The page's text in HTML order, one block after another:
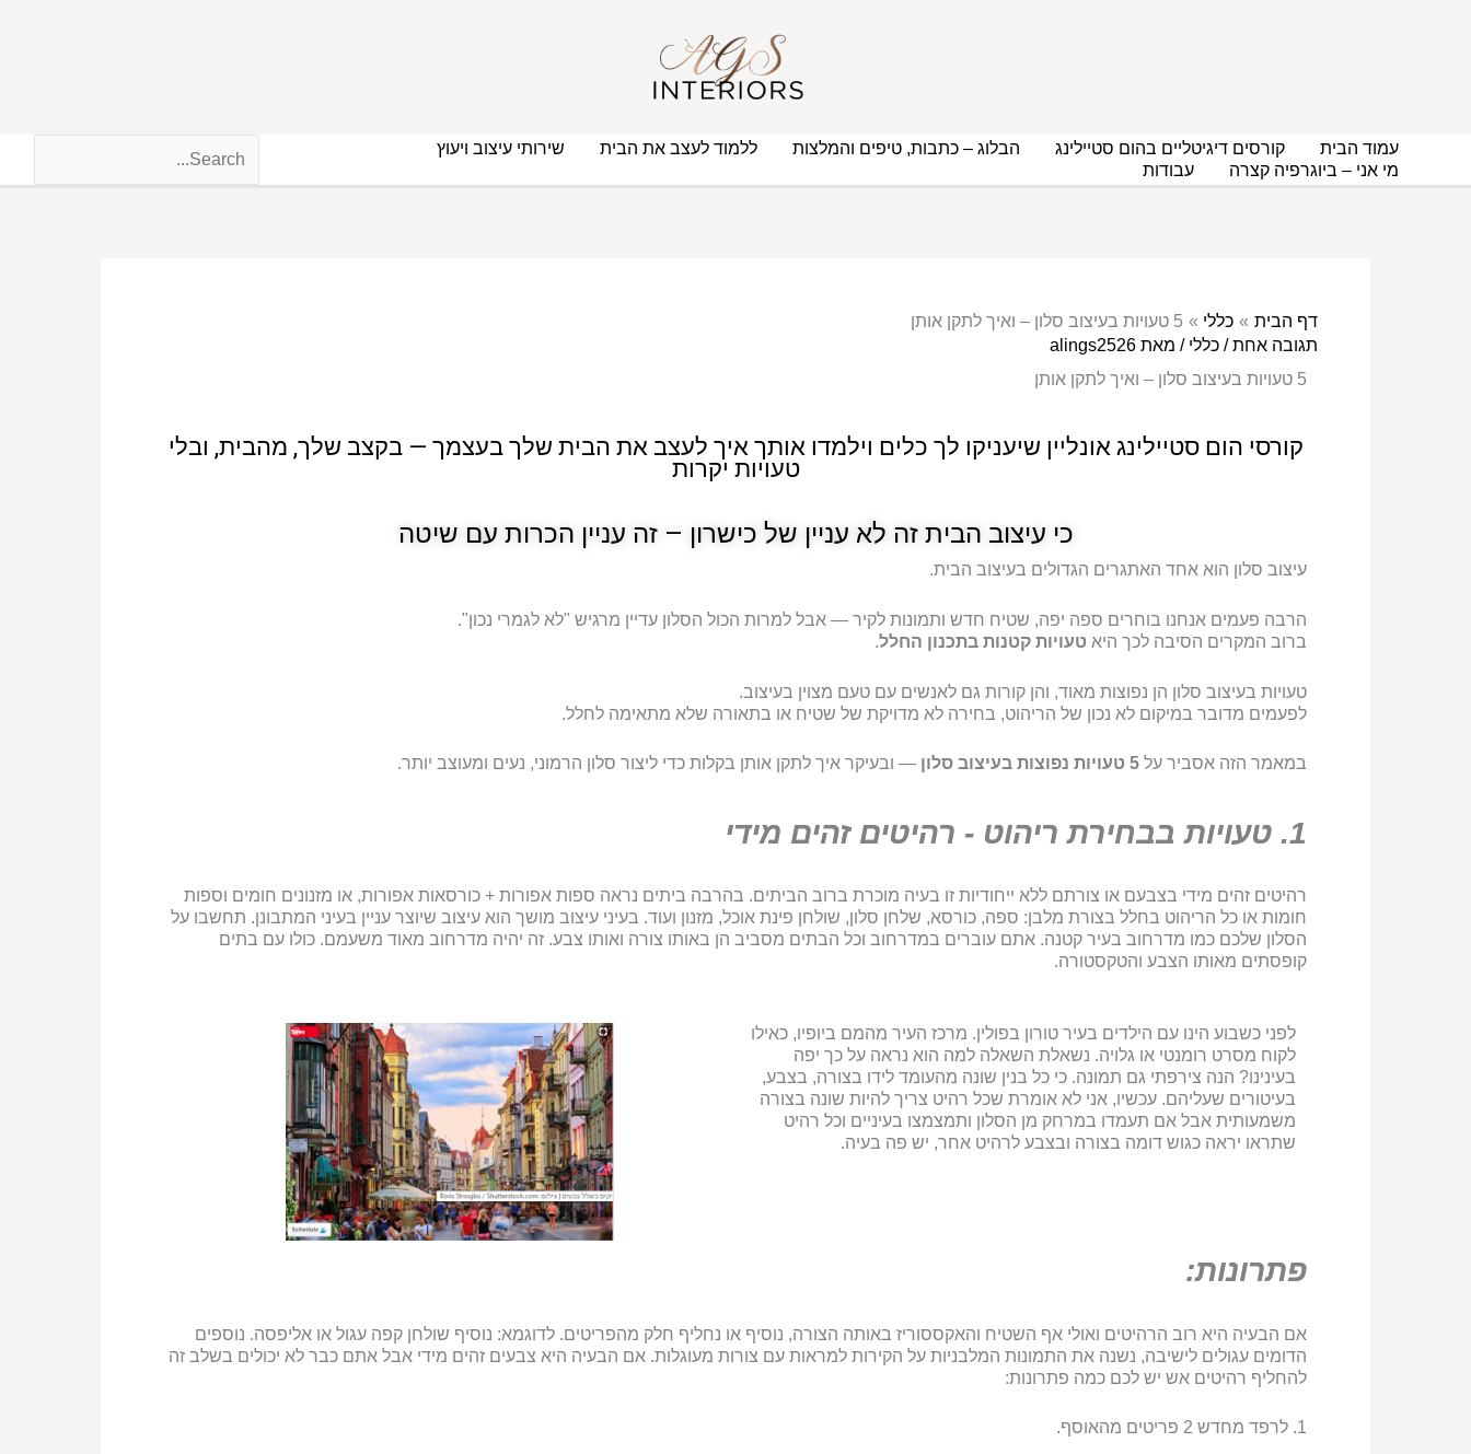
עמוד הבית קורסים דיגיטליים בהום סטיילינג הבלוג – כתבות, טיפים והמלצות ללמוד לעצב את הבית
שירותי עיצוב ויעוץ
מי אני – ביוגרפיה קצרה
עבודות
דף הבית כללי
5 טעויות בעיצוב סלון – ואיך לתקן אותן
תגובה אחת / כללי / מאת alings2526
5 טעויות בעיצוב סלון – ואיך לתקן אותן
קורסי הום סטיילינג אונליין שיעניקו לך כלים וילמדו אותך איך לעצב את הבית שלך בעצמך — בקצב שלך, מהבית, ובלי
טעויות יקרות
כי עיצוב הבית זה לא עניין של כישרון – זה עניין הכרות עם שיטה
עיצוב סלון הוא אחד האתגרים הגדולים בעיצוב הבית.
הרבה פעמים אנחנו בוחרים ספה יפה, שטיח חדש ותמונות לקיר — אבל למרות הכול הסלון עדיין מרגיש "לא לגמרי נכון".
ברוב המקרים הסיבה לכך היא טעויות קטנות בתכנון החלל.
טעויות בעיצוב סלון הן נפוצות מאוד, והן קורות גם לאנשים עם טעם מצוין בעיצוב.
לפעמים מדובר במיקום לא נכון של הריהוט, בחירה לא מדויקת של שטיח או בתאורה שלא מתאימה לחלל.
במאמר הזה אסביר על 5 טעויות נפוצות בעיצוב סלון — ובעיקר איך לתקן אותן בקלות כדי ליצור סלון הרמוני, נעים ומעוצב יותר.
1. טעויות בבחירת ריהוט - רהיטים זהים מידי
רהיטים זהים מידי בצבעם או צורתם ללא ייחודיות זו בעיה מוכרת ברוב הביתים. בהרבה ביתים נראה ספות אפורות + כורסאות אפורות, או מזנונים חומים וספות
חומות או כל הריהוט בחלל בצורת מלבן: ספה, כורסא, שלחן סלון, שולחן פינת אוכל, מזנון ועוד. בעיני עיצוב מושך הוא עיצוב שיוצר עניין בעיני המתבונן. תחשבו על
הסלון שלכם כמו מדרחוב בעיר קטנה. אתם עוברים במדרחוב וכל הבתים מסביב הן באותו צורה ואותו צבע. זה יהיה מדרחוב מאוד משעמם. כולו עם בתים
קופסתים מאותו הצבע והטקסטורה.
לפני כשבוע הינו עם הילדים בעיר טורון בפולין. מרכז העיר מהמם ביופיו, כאילו
לקוח מסרט רומנטי או גלויה. נשאלת השאלה למה הוא נראה על כך יפה
בעינינו? הנה צירפתי גם תמונה. כי כל בנין שונה מהעומד לידו בצורה, בצבע,
בעיטורים שעליהם. עכשיו, אני לא אומרת שכל רהיט צריך להיות שונה בצורה
משמעותית אבל אם תעמדו במרחק מן הסלון ותמצמצו בעיניים וכל רהיט
שתראו יראה כגוש דומה בצורה ובצבע לרהיט אחר, יש פה בעיה.
פתרונות:
אם הבעיה היא רוב הרהיטים ואולי אף השטיח והאקססוריז באותה הצורה, נוסיף או נחליף חלק מהפריטים. לדוגמא: נוסיף שולחן קפה עגול או אליפסה. נוספים
הדומים עגולים לישיבה, נשנה את התמונות המלבניות על הקירות למראות עם צורות מעוגלות. אם הבעיה היא צבעים זהים מידי אבל אתם כבר לא יכולים בשלב זה
להחליף רהיטים אש יש לכם כמה פתרונות:
1. לרפד מחדש 2 פריטים מהאוסף.